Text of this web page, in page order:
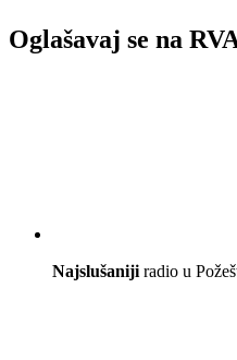
Oglašavaj se na
Najslušaniji radio u